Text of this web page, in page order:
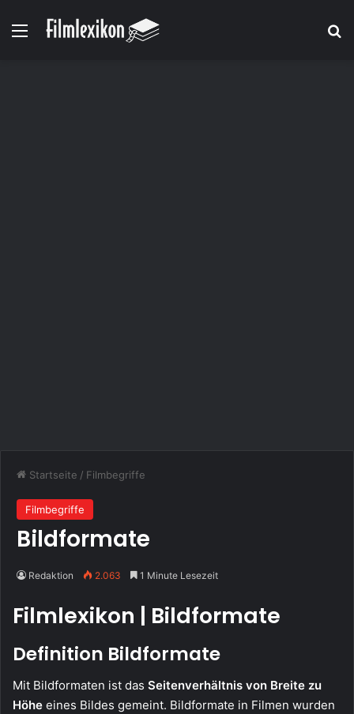
Menü
Startseite / Filmbegriffe
Filmbegriffe
Bildformate
Redaktion 2.063 1 Minute Lesezeit
Filmlexikon | Bildformate
Definition Bildformate
Mit Bildformaten ist das Seitenverhältnis von Breite zu
Höhe eines Bildes gemeint. Bildformate in Filmen wurden